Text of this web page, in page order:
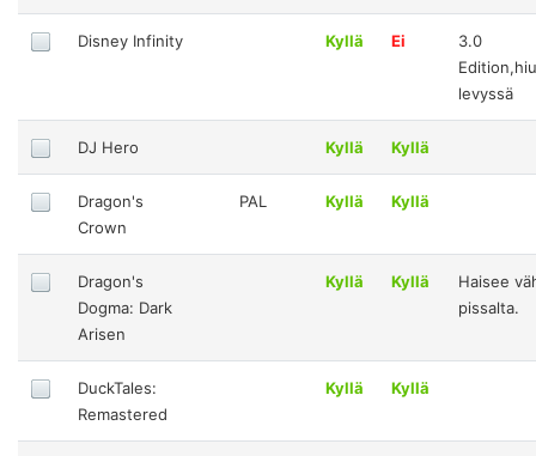
Disney Infinity Kyllä Ei
3.0
levyssä
DJ Hero Kyllä Kyllä
Dragon's
Crown
PAL Kyllä Kyllä
Dragon's
Dogma: Dark
Arisen
Kyllä Kyllä
Haisee
pissalta.
DuckTales:
Remastered
Kyllä Kyllä